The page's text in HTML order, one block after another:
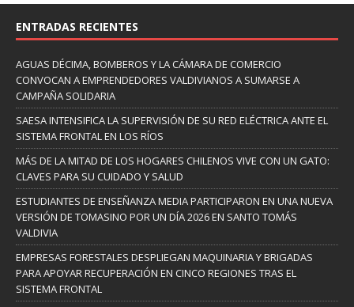
ENTRADAS RECIENTES
AGUAS DÉCIMA, BOMBEROS Y LA CÁMARA DE COMERCIO
CONVOCAN A EMPRENDEDORES VALDIVIANOS A SUMARSE A
CAMPAÑA SOLIDARIA
SAESA INTENSIFICA LA SUPERVISIÓN DE SU RED ELÉCTRICA ANTE EL
SISTEMA FRONTAL EN LOS RÍOS
MÁS DE LA MITAD DE LOS HOGARES CHILENOS VIVE CON UN GATO:
CLAVES PARA SU CUIDADO Y SALUD
ESTUDIANTES DE ENSEÑANZA MEDIA PARTICIPARON EN UNA NUEVA
VERSIÓN DE TOMASINO POR UN DÍA 2026 EN SANTO TOMÁS
VALDIVIA
EMPRESAS FORESTALES DESPLIEGAN MAQUINARIA Y BRIGADAS
PARA APOYAR RECUPERACIÓN EN CINCO REGIONES TRAS EL
SISTEMA FRONTAL